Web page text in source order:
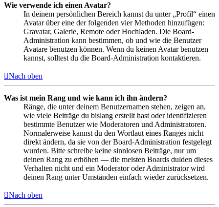
Wie verwende ich einen Avatar?
In deinem persönlichen Bereich kannst du unter „Profil“ einen
Avatar über eine der folgenden vier Methoden hinzufügen:
Gravatar, Galerie, Remote oder Hochladen. Die Board-
Administration kann bestimmen, ob und wie die Benutzer
Avatare benutzen können. Wenn du keinen Avatar benutzen
kannst, solltest du die Board-Administration kontaktieren.
Nach oben
Was ist mein Rang und wie kann ich ihn ändern?
Ränge, die unter deinem Benutzernamen stehen, zeigen an,
wie viele Beiträge du bislang erstellt hast oder identifizieren
bestimmte Benutzer wie Moderatoren und Administratoren.
Normalerweise kannst du den Wortlaut eines Ranges nicht
direkt ändern, da sie von der Board-Administration festgelegt
wurden. Bitte schreibe keine sinnlosen Beiträge, nur um
deinen Rang zu erhöhen — die meisten Boards dulden dieses
Verhalten nicht und ein Moderator oder Administrator wird
deinen Rang unter Umständen einfach wieder zurücksetzen.
Nach oben